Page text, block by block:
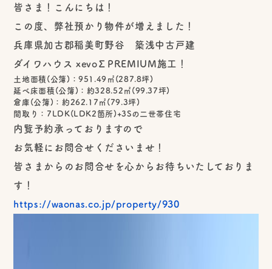
皆さま！こんにちは！
この度、弊社預かり物件が増えました！
兵庫県加古郡稲美町野谷 築浅中古戸建
ダイワハウス xevoΣPREMIUM施工！
土地面積(公簿)：951.49㎡(287.8坪)
延べ床面積(公簿)：約328.52㎡(99.37坪)
倉庫(公簿)：約262.17㎡(79.3坪)
間取り：7LDK(LDK2箇所)+3Sの二世帯住宅
内覧予約承っておりますので
お気軽にお問合せくださいませ！
皆さまからのお問合せを心からお待ちいたしておりま
す！
https://waonas.co.jp/property/930